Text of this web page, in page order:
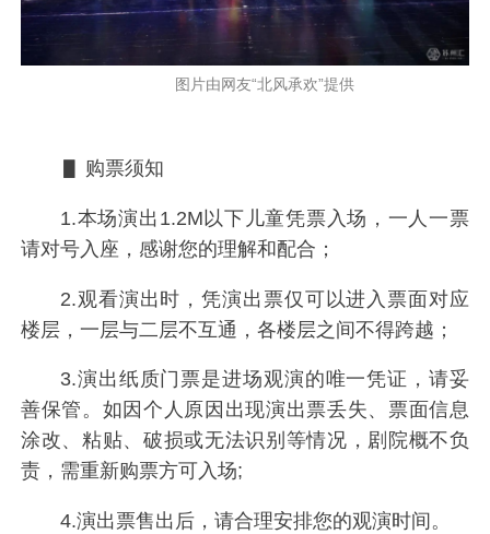
图片由网友“北风承欢”提供
▋ 购票须知
1.本场演出1.2M以下儿童凭票入场，一人一票
请对号入座，感谢您的理解和配合；
2.观看演出时，凭演出票仅可以进入票面对应
楼层，一层与二层不互通，各楼层之间不得跨越；
3.演出纸质门票是进场观演的唯一凭证，请妥
善保管。如因个人原因出现演出票丢失、票面信息
涂改、粘贴、破损或无法识别等情况，剧院概不负
责，需重新购票方可入场;
4.演出票售出后，请合理安排您的观演时间。